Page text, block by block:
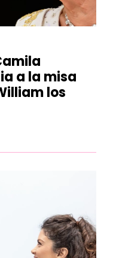
a la misa
los